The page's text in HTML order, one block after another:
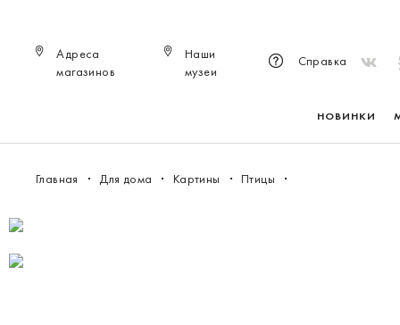
Адреса
магазинов
Наши
музеи
Справка
НОВИНКИ
Главная Для дома Картины Птицы